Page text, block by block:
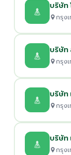
บริษัท
กรุง
บริษัท
กรุง
บริษัท
กรุง
บริษัท
กรุง